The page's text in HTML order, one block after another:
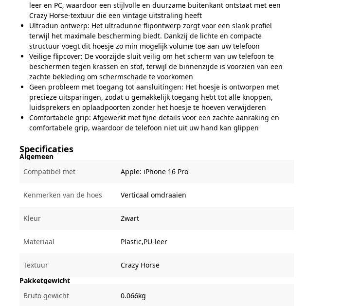
leer en PC, waardoor een stijlvolle en duurzame buitenkant ontstaat met een
Crazy Horse-textuur die een vintage uitstraling heeft
Ultradun ontwerp: Het ultradunne flipontwerp zorgt voor een slank profiel
terwijl het maximale bescherming biedt. Dankzij de lichte en compacte
structuur voegt dit hoesje zo min mogelijk volume toe aan uw telefoon
Veilige flipcover: De voorzijde sluit veilig om het scherm van uw telefoon te
beschermen tegen krassen en stof, terwijl de binnenzijde is voorzien van een
zachte bekleding om schermschade te voorkomen
Geen probleem met toegang tot aansluitingen: Het hoesje is ontworpen met
precieze uitsparingen, zodat u gemakkelijk toegang hebt tot alle knoppen,
luidsprekers en oplaadpoorten zonder het hoesje te hoeven verwijderen
Comfortabele grip: Afgewerkt met fijne details voor een zachte aanraking en
comfortabele grip, waardoor de telefoon niet uit uw hand kan glippen
Specificaties
Algemeen
Compatibel met
Apple: iPhone 16 Pro
Kenmerken van de hoes Verticaal omdraaien
Kleur Zwart
Materiaal Plastic,PU-leer
Textuur
Crazy Horse
Pakketgewicht
Bruto gewicht
0.066kg